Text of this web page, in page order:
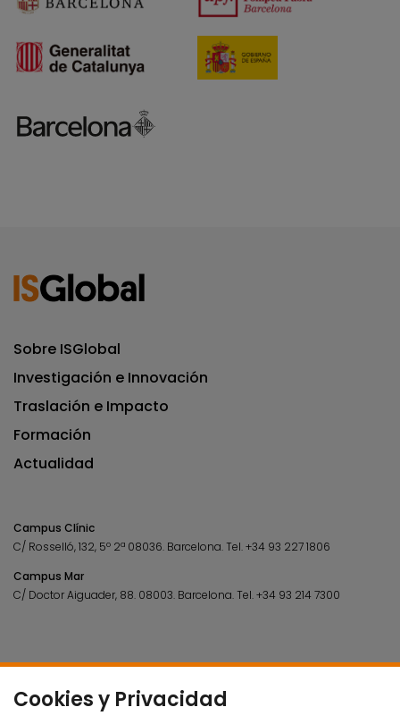
Cookies y Privacidad
Sobre ISGlobal
Investigación e Innovación
Traslación e Impacto
Formación
Actualidad
Campus Clínic
C/ Rosselló, 132, 5º 2ª 08036. Barcelona.Tel.+34 93 227 1806
Campus Mar
C/ Doctor Aiguader, 88. 08003. Barcelona.Tel.+34 93 214 7300